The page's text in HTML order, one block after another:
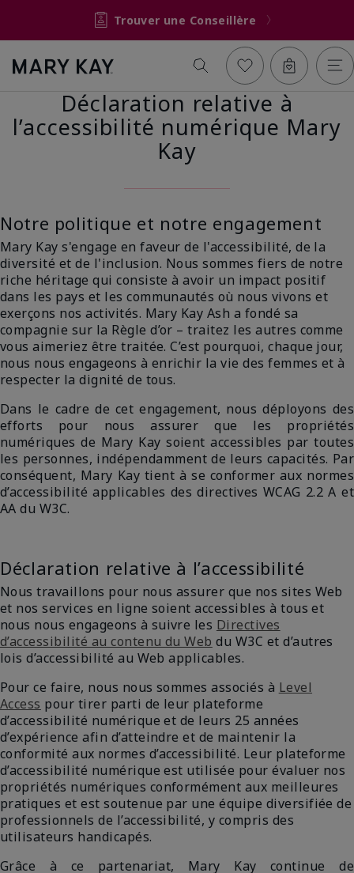
Trouver une Conseillère
Déclaration relative à
l’accessibilité numérique Mary
Kay
Notre politique et notre engagement
Mary Kay s'engage en faveur de l'accessibilité, de la
diversité et de l'inclusion. Nous sommes fiers de notre
riche héritage qui consiste à avoir un impact positif
dans les pays et les communautés où nous vivons et
exerçons nos activités. Mary Kay Ash a fondé sa
compagnie sur la Règle d’or – traitez les autres comme
vous aimeriez être traitée. C’est pourquoi, chaque jour,
nous nous engageons à enrichir la vie des femmes et à
respecter la dignité de tous.
Dans le cadre de cet engagement, nous déployons des
efforts pour nous assurer que les propriétés
numériques de Mary Kay soient accessibles par toutes
les personnes, indépendamment de leurs capacités. Par
conséquent, Mary Kay tient à se conformer aux normes
d’accessibilité applicables des directives WCAG 2.2 A et
AA du W3C.
Déclaration relative à l’accessibilité
Nous travaillons pour nous assurer que nos sites Web
et nos services en ligne soient accessibles à tous et
nous nous engageons à suivre les Directives
d’accessibilité au contenu du Web du W3C et d’autres
lois d’accessibilité au Web applicables.​​​​
Pour ce faire, nous nous sommes associés à Level
Access ​​pour tirer parti de leur plateforme
d’accessibilité numérique et de leurs 25 années
d’expérience afin d’atteindre et de maintenir la
conformité aux normes d’accessibilité. Leur​ plateforme
d’accessibilité numérique​​​ est utilisée pour évaluer nos
propriétés numériques conformément aux meilleures
pratiques et est soutenue par une équipe diversifiée de
professionnels de l’accessibilité, y compris des
utilisateurs handicapés.
Grâce à ce partenariat, Mary Kay continue de